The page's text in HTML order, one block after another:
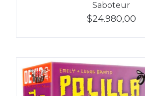
Saboteur
$24.980,00